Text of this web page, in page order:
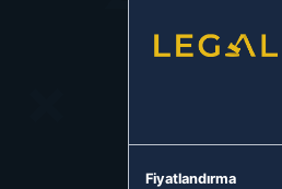
Fiyatlandırma